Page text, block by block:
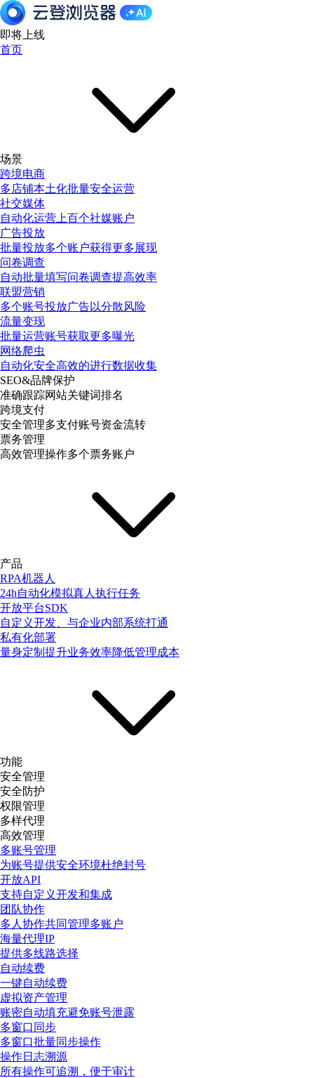
即将上线
首页
场景
跨境电商
多店铺本土化批量安全运营
社交媒体
自动化运营上百个社媒账户
广告投放
批量投放多个账户获得更多展现
问卷调查
自动批量填写问卷调查提高效率
联盟营销
多个账号投放广告以分散风险
流量变现
批量运营账号获取更多曝光
网络爬虫
自动化安全高效的进行数据收集
SEO&品牌保护
准确跟踪网站关键词排名
跨境支付
安全管理多支付账号资金流转
票务管理
高效管理操作多个票务账户
产品
RPA机器人
24h自动化模拟真人执行任务
开放平台SDK
自定义开发、与企业内部系统打通
私有化部署
量身定制提升业务效率降低管理成本
功能
安全管理
安全防护
权限管理
多样代理
高效管理
多账号管理
为账号提供安全环境杜绝封号
开放API
支持自定义开发和集成
团队协作
多人协作共同管理多账户
海量代理IP
提供多线路选择
自动续费
一键自动续费
虚拟资产管理
账密自动填充避免账号泄露
多窗口同步
多窗口批量同步操作
操作日志溯源
所有操作可追溯，便于审计